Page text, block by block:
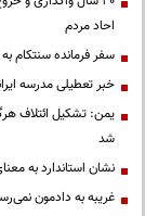
احاد مردم
سفر فرمانده سنتکام
خبر تعطیلی مدرسه
یمن: تشکیل ائتلاف
شد
نشان استاندارد به
غریبه به دادمون